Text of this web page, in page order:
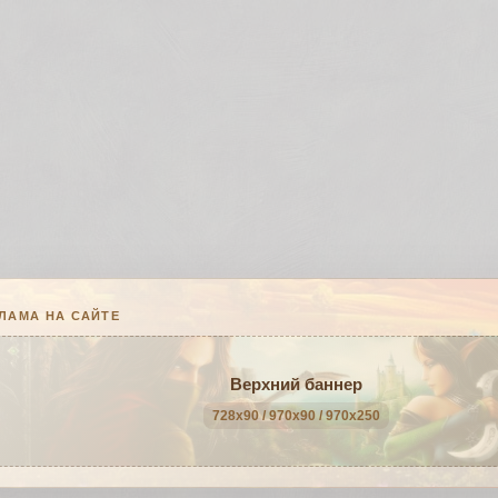
НА САЙТЕ
Верхний баннер
728x90 / 970x90 / 970x250